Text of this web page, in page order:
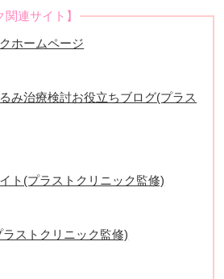
関連サイト】
ホームページ
み治療検討お役立ちブログ(プラス
ト(プラストクリニック監修)
ストクリニック監修)